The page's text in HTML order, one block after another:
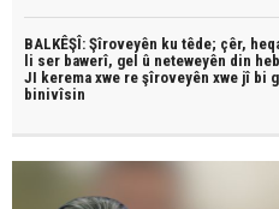
BALKÊŞÎ: Şîroveyên ku têde; çêr,
li ser bawerî, gel û neteweyên din
JI kerema xwe re şîroveyên xwe jî bi
binivîsin